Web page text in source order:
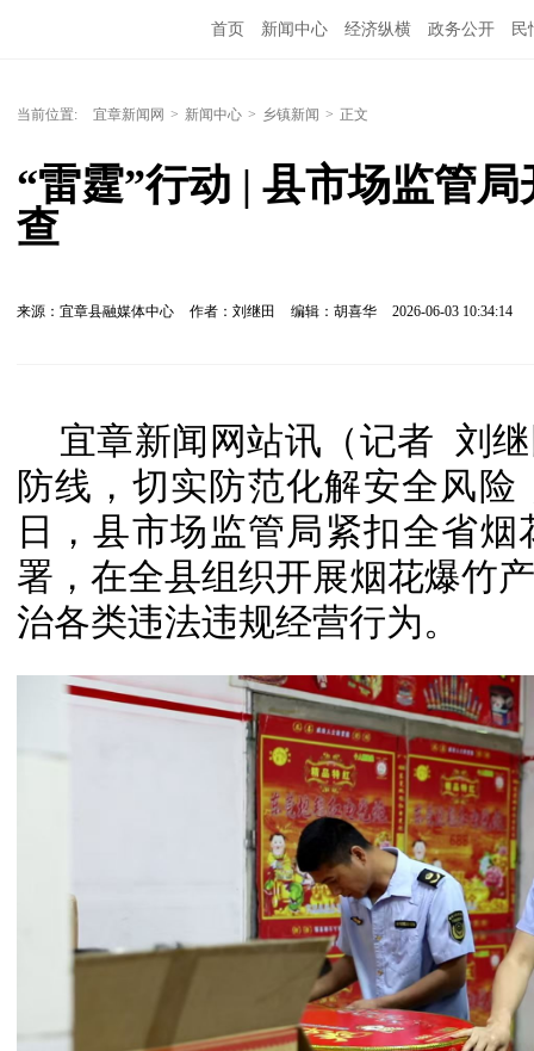
首页 新闻中心 经济纵横 政务公开 民
当前位置: 宜章新闻网 > 新闻中心 > 乡镇新闻 > 正文
“雷霆”行动 | 县市场监管
查
来源：宜章县融媒体中心 作者：刘继田 编辑：胡喜华 2026-06-03 10:34:14
宜章新闻网站讯（记者 刘
防线，切实防范化解安全风
日，县市场监管局紧扣全省
署，在全县组织开展烟花爆竹
治各类违法违规经营行为。